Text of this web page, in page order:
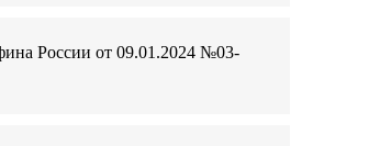
России от 09.01.2024 №03-